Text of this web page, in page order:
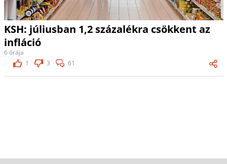
KSH: júliusban 1,2 százalékra csökkent az
infláció
6 órája
1
3 61